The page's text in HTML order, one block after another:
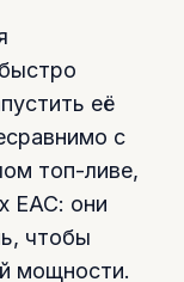
её
с
топ-ливе,
ЕАС: они
чтобы
мощности.